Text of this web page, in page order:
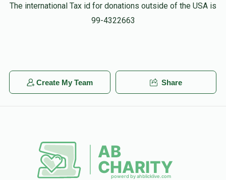
Ychezkel Itkin הערשי פישער
3 months ago $50.00
The international Tax id for donations outside of the USA is
99-4322663
Create My Team Share